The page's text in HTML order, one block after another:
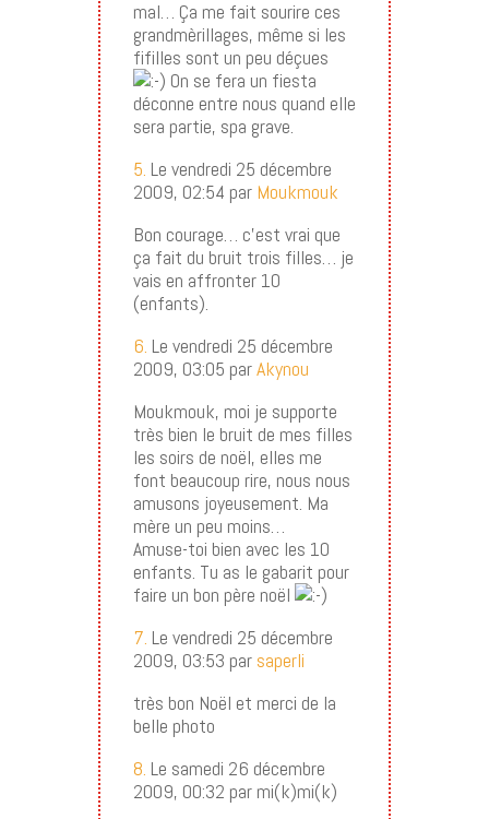
mal… Ça me fait sourire ces
grandmèrillages, même si les
fifilles sont un peu déçues
On se fera un fiesta
déconne entre nous quand elle
sera partie, spa grave.
5. Le vendredi 25 décembre
2009, 02:54 par Moukmouk
Bon courage… c’est vrai que
ça fait du bruit trois filles… je
vais en affronter 10
(enfants).
6. Le vendredi 25 décembre
2009, 03:05 parAkynou
Moukmouk, moi je supporte
très bien le bruit de mes filles
les soirs de noël, elles me
font beaucoup rire, nous nous
amusons joyeusement. Ma
mère un peu moins…
Amuse-toi bien avec les 10
enfants. Tu as le gabarit pour
faire un bon père noël
7. Le vendredi 25 décembre
2009, 03:53 par saperli
très bon Noël et merci de la
belle photo
8. Le samedi 26 décembre
2009, 00:32 par mi(k)mi(k)